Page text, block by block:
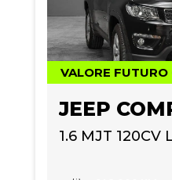
VALORE
JEEP
1.6 MJT